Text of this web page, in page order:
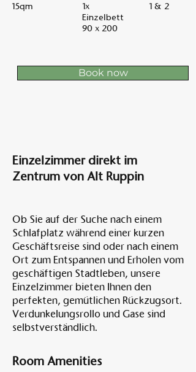
15qm
1x
Einzelbett
90 x 200
1 & 2
Book now
Einzelzimmer direkt im
Zentrum von Alt Ruppin
Ob Sie auf der Suche nach einem
Schlafplatz während einer kurzen
Geschäftsreise sind oder nach einem
Ort zum Entspannen und Erholen vom
geschäftigen Stadtleben, unsere
Einzelzimmer bieten Ihnen den
perfekten, gemütlichen Rückzugsort.
Verdunkelungsrollo und Gase sind
selbstverständlich.
Room Amenities